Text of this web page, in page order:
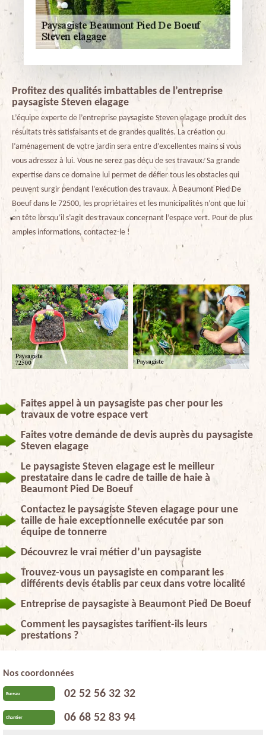
Profitez des qualités imbattables de l’entreprise
paysagiste Steven elagage
L’équipe experte de l’entreprise paysagiste Steven elagage produit des
résultats très satisfaisants et de grandes qualités. La création ou
l’aménagement de votre jardin sera entre d’excellentes mains si vous
vous adressez à lui. Vous ne serez pas déçu de ses travaux. Sa grande
expertise dans ce domaine lui permet de défier tous les obstacles qui
peuvent surgir pendant l’exécution des travaux. À Beaumont Pied De
Boeuf dans le 72500, les propriétaires et les municipalités n’ont que lui
en tête lorsqu’il s’agit des travaux concernant l’espace vert. Pour de plus
amples informations, contactez-le !
Faites appel à un paysagiste pas cher pour les
travaux de votre espace vert
Faites votre demande de devis auprès du paysagiste
Steven elagage
Le paysagiste Steven elagage est le meilleur
prestataire dans le cadre de taille de haie à
Beaumont Pied De Boeuf
Contactez le paysagiste Steven elagage pour une
taille de haie exceptionnelle exécutée par son
équipe de tonnerre
Découvrez le vrai métier d’un paysagiste
Trouvez-vous un paysagiste en comparant les
différents devis établis par ceux dans votre localité
Entreprise de paysagiste à Beaumont Pied De Boeuf
Comment les paysagistes tarifient-ils leurs
prestations ?
Nos coordonnées
Bureau 02 52 56 32 32
Chantier 06 68 52 83 94